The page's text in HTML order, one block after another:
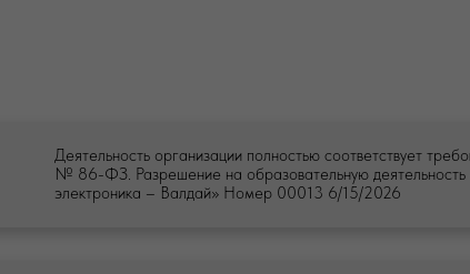
Деятельность организации полностью соответствует
№ 86-ФЗ. Разрешение на образовательную
электроника – Валдай» Номер 00013 6/15/2026